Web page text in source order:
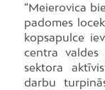
“Meierovica
padomes
kopsapulce
centra valdes
sektora
darbu